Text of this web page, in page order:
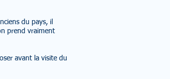
du pays, il
prend vraiment
avant la visite du